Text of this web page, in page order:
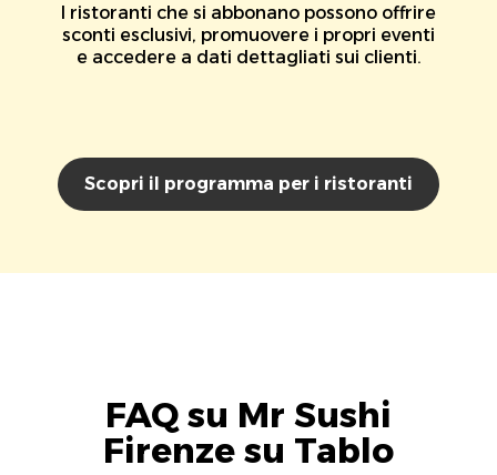
I ristoranti che si abbonano possono offrire
sconti esclusivi, promuovere i propri eventi
e accedere a dati dettagliati sui clienti.
Scopri il programma per i ristoranti
FAQ su Mr Sushi
Firenze su Tablo